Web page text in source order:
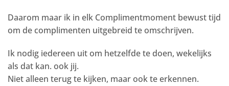
Daarom maar ik in elk Complimentmoment bewust tijd
om de complimenten uitgebreid te omschrijven.
Ik nodig iedereen uit om hetzelfde te doen, wekelijks
als dat kan. ook jij.
Niet alleen terug te kijken, maar ook te erkennen.